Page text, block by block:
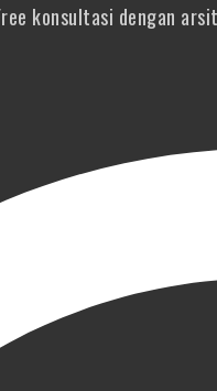
konsultasi dengan